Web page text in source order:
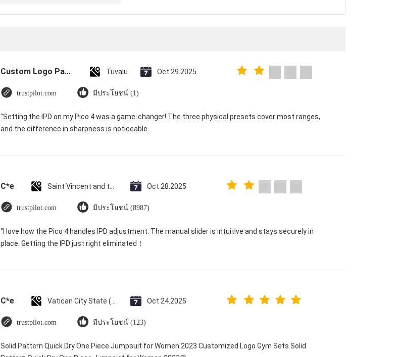
Custom Logo Paper Cardboard Packing Folding White / Black / Rose Gold Luxury Magnetic Gift Box with Ribbon Closure Tuvalu Oct 29.2025
trustpilot.com มีประโยชน์ (1)
"Setting the IPD on my Pico 4 was a game-changer! The three physical presets cover most ranges,
and the difference in sharpness is noticeable.
C*e Saint Vincent and the Grenadines Oct 28.2025
trustpilot.com มีประโยชน์ (8987)
"I love how the Pico 4 handles IPD adjustment. The manual slider is intuitive and stays securely in
place. Getting the IPD just right eliminated！
C*e Vatican City State (Holy See) Oct 24.2025
trustpilot.com มีประโยชน์ (123)
Solid Pattern Quick Dry One Piece Jumpsuit for Women 2023 Customized Logo Gym Sets Solid